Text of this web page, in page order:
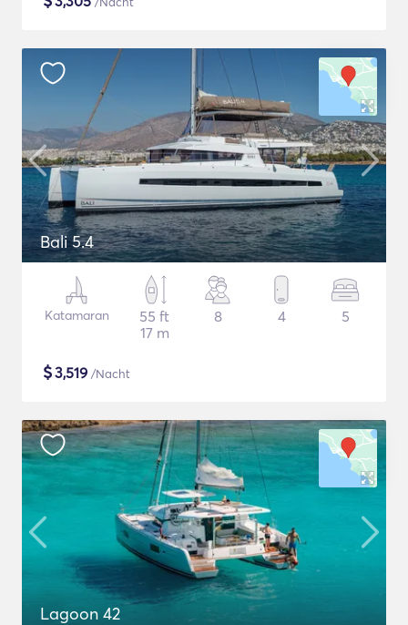
Bali 5.4
Katamaran
55 ft
17 m
8 4 5
$3,519 /Nacht
Lagoon 42